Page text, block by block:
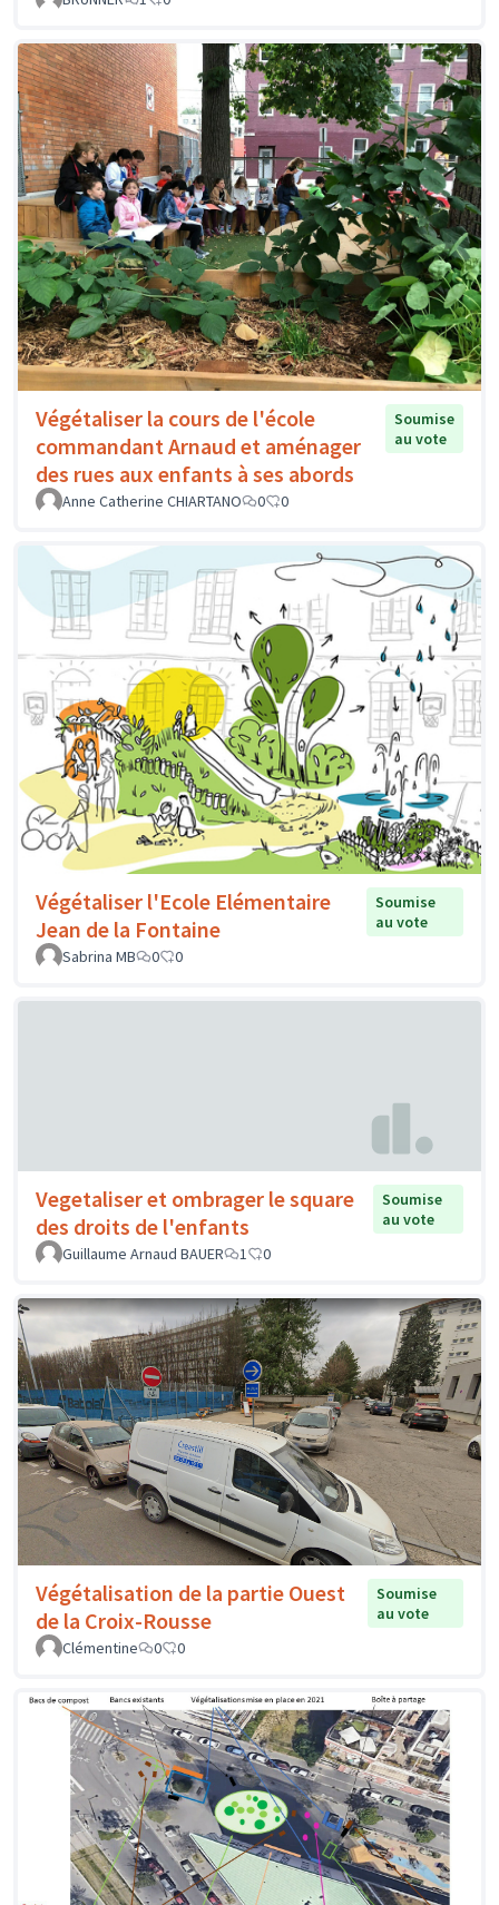
Végétaliser la cours de l'école
commandant Arnaud et aménager
des rues aux enfants à ses abords
Soumise
au vote
Anne Catherine CHIARTANO 0 0
Végétaliser l'Ecole Elémentaire
Jean de la Fontaine
Soumise
au vote
Sabrina MB
0 0
Vegetaliser et ombrager le square
des droits de l'enfants
Soumise
au vote
Guillaume Arnaud BAUER
1 0
Végétalisation de la partie Ouest
de la Croix-Rousse
Soumise
au vote
Clémentine
0 0